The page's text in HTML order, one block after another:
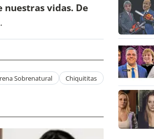
vidas. De
Sobrenatural Chiquititas